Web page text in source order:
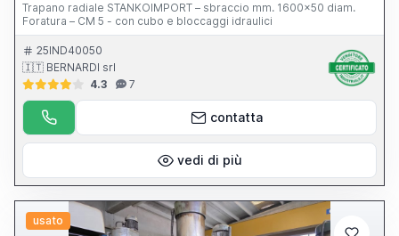
Trapano radiale STANKOIMPORT – sbraccio mm. 1600x50 diam.
Foratura – CM 5 - con cubo e bloccaggi idraulici
25IND40050
🇮🇹 BERNARDI srl
4.3
7
contatta
vedi di più
usato